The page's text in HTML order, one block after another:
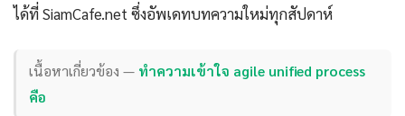
ได้ที่ SiamCafe.net ซึ่งอัพเดทบทความใหม่ทุกสัปดาห์
เนื้อหาเกี่ยวข้อง — ทำความเข้าใจ agile unified process
คือ